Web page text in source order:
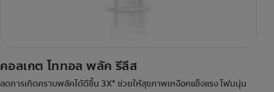
คอลเกต โททอล พลัค รีลีส
ลดการเกิดคราบพลัคได้ดีขึ้น 3X* ช่วยให้สุขภาพเหงือกแข็งแรง โฟมนุ่ม